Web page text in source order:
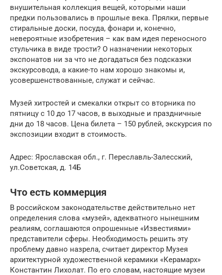
внушительная коллекция вещей, которыми наши
предки пользовались в прошлые века. Прялки, первые
стиральные доски, посуда, фонари и, конечно,
невероятные изобретения – как вам идея переносного
стульчика в виде трости? О назначении некоторых
экспонатов ни за что не догадаться без подсказки
экскурсовода, а какие-то нам хорошо знакомы и,
усовершенствованные, служат и сейчас.
Музей хитростей и смекалки открыт со вторника по
пятницу с 10 до 17 часов, в выходные и праздничные
дни до 18 часов. Цена билета – 150 рублей, экскурсия по
экспозиции входит в стоимость.
Адрес: Ярославская обл., г. Переславль-Залесский,
ул.Советская, д. 14Б
Что есть коммерция
В российском законодательстве действительно нет
определения слова «музей», адекватного нынешним
реалиям, соглашаются опрошенные «Известиями»
представители сферы. Необходимость решить эту
проблему давно назрела, считает директор Музея
архитектурной художественной керамики «Керамарх»
Константин Лихолат. По его словам, настоящие музеи